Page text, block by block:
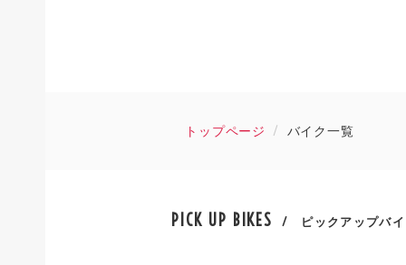
トップページ バイク一覧
PICK UP BIKES / ピックアップバ